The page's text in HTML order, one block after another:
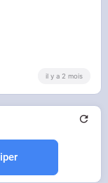
il y a 2 mois